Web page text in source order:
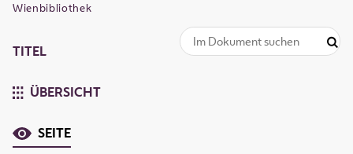
Wienbibliothek
TITEL
ÜBERSICHT
SEITE